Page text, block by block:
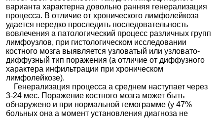
варианта характерна довольно ранняя генерализация
процесса. В отличие от хронического лимфолейкоза
удается нередко проследить последовательность
вовлечения а патологический процесс различных групп
лимфоузлов, при гистологическом исследовании
костного мозга выявляется узловатый или узловато-
диффузный тип поражения (а отличие от диффузного
характера инфильтрации при хроническом
лимфолейкозе).
Генерализация процесса а среднем наступает через
3-24 мес. Поражение костного мозга может быть
обнаружено и при нормальной гемограмме (у 47%
больных она а момент установления диагноза не